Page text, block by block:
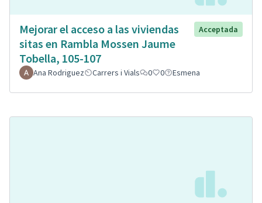
Mejorar el acceso a las viviendas
sitas en Rambla Mossen Jaume
Tobella, 105-107
Acceptada
Ana Rodriguez Carrers i Vials 0 0 Esmena